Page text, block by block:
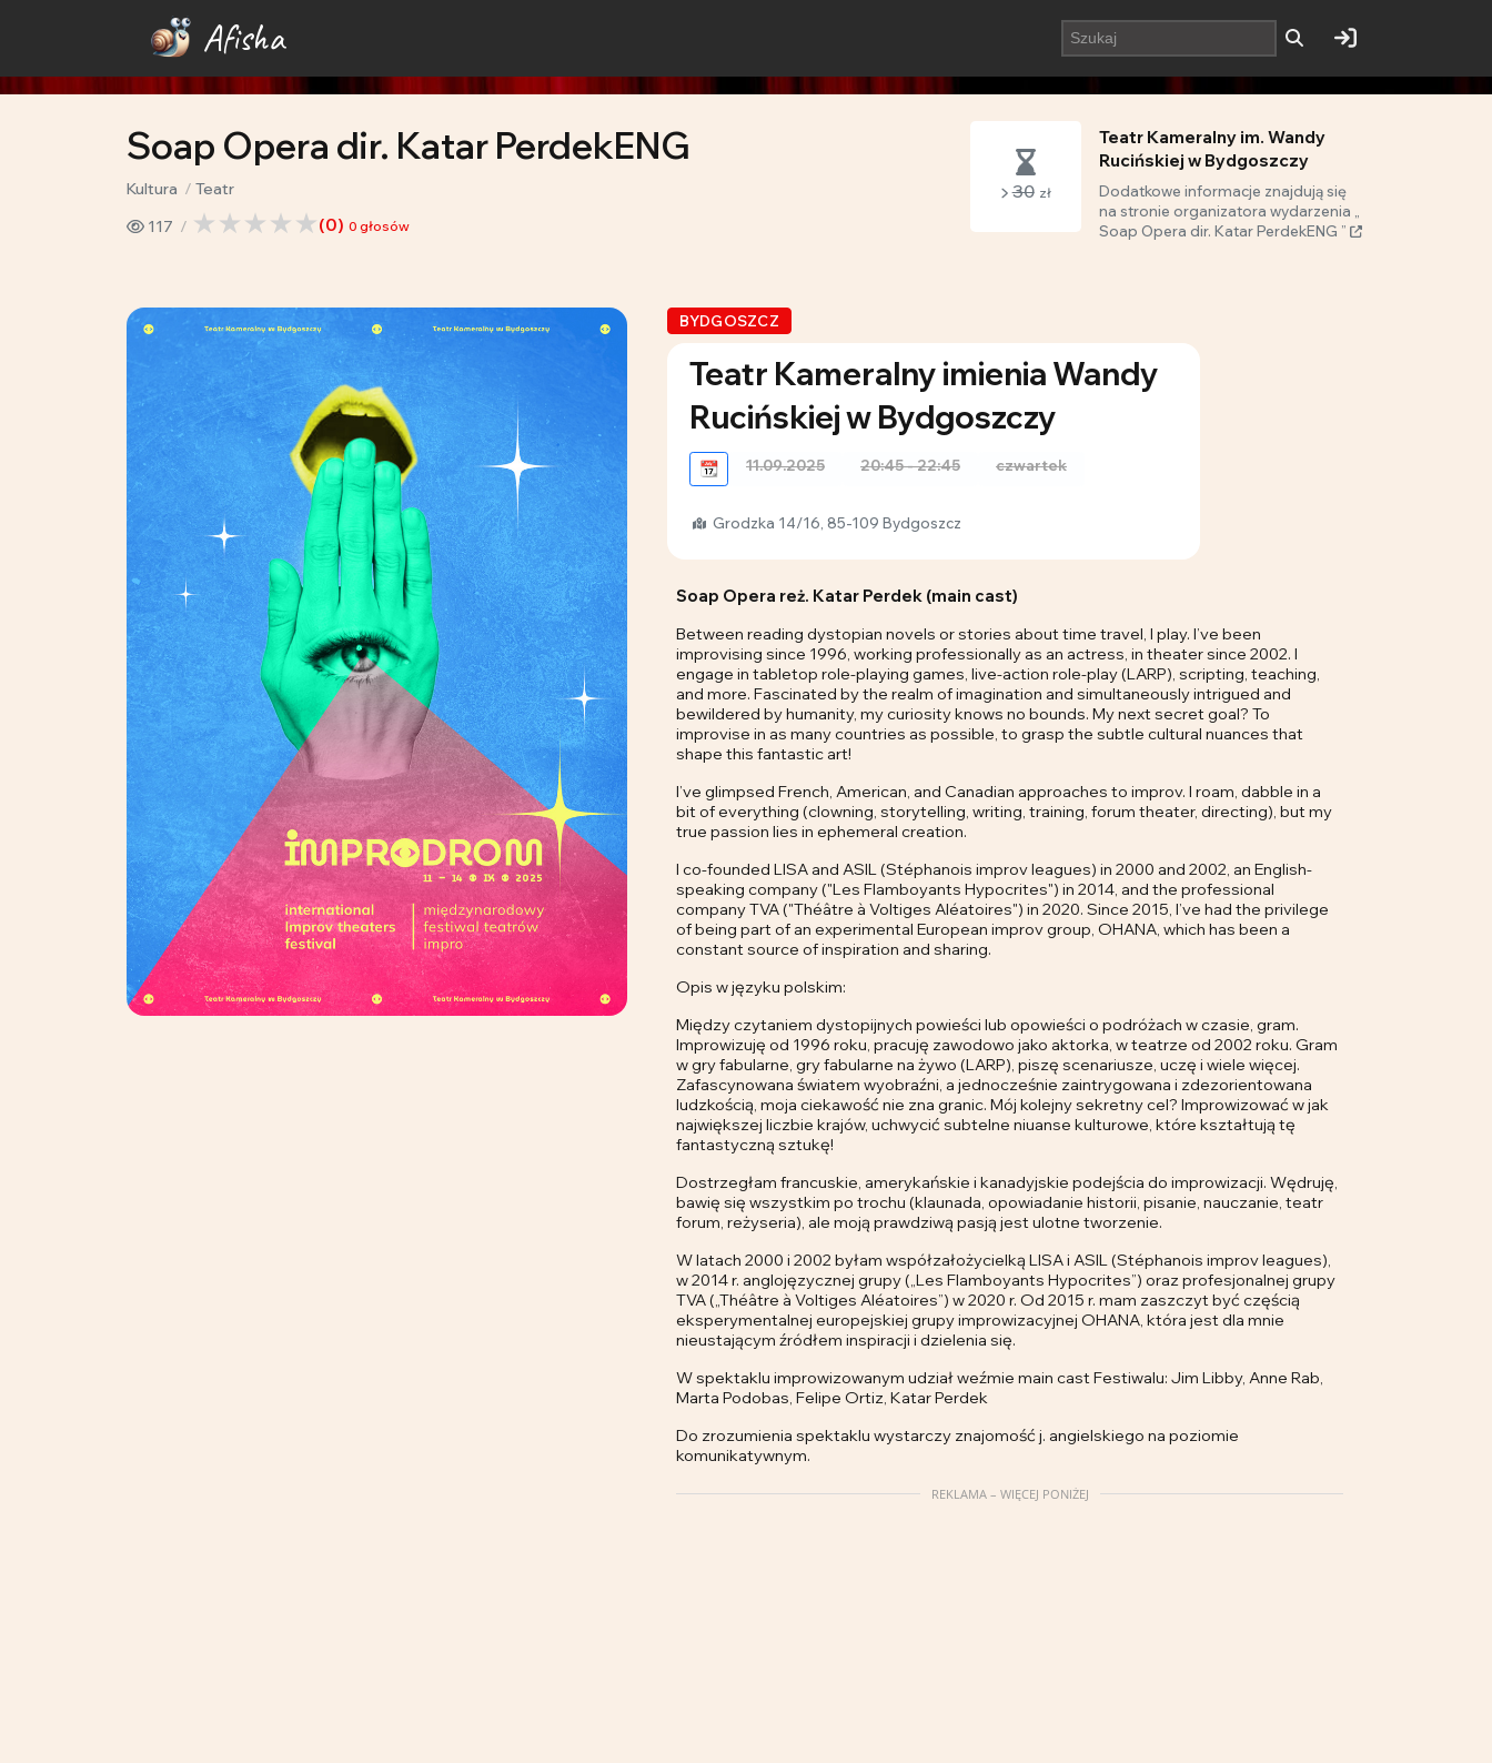
Afisha
Soap Opera dir. Katar PerdekENG
Kultura
Teatr
117
(0) 0 głosów
30 zł
Teatr Kameralny im. Wandy
Rucińskiej w Bydgoszczy
Dodatkowe informacje znajdują się
na stronie organizatora wydarzenia „
Soap Opera dir. Katar PerdekENG ”
BYDGOSZCZ
Teatr Kameralny imienia Wandy
Rucińskiej w Bydgoszczy
📆 11.09.2025 20:45 - 22:45 czwartek
Grodzka 14/16, 85-109 Bydgoszcz
Soap Opera reż. Katar Perdek (main cast)
Between reading dystopian novels or stories about time travel, I play. I’ve been
improvising since 1996, working professionally as an actress, in theater since 2002. I
engage in tabletop role-playing games, live-action role-play (LARP), scripting, teaching,
and more. Fascinated by the realm of imagination and simultaneously intrigued and
bewildered by humanity, my curiosity knows no bounds. My next secret goal? To
improvise in as many countries as possible, to grasp the subtle cultural nuances that
shape this fantastic art!
I’ve glimpsed French, American, and Canadian approaches to improv. I roam, dabble in a
bit of everything (clowning, storytelling, writing, training, forum theater, directing), but my
true passion lies in ephemeral creation.
I co-founded LISA and ASIL (Stéphanois improv leagues) in 2000 and 2002, an English-
speaking company ("Les Flamboyants Hypocrites") in 2014, and the professional
company TVA ("Théâtre à Voltiges Aléatoires") in 2020. Since 2015, I’ve had the privilege
of being part of an experimental European improv group, OHANA, which has been a
constant source of inspiration and sharing.
Opis w języku polskim:
Między czytaniem dystopijnych powieści lub opowieści o podróżach w czasie, gram.
Improwizuję od 1996 roku, pracuję zawodowo jako aktorka, w teatrze od 2002 roku. Gram
w gry fabularne, gry fabularne na żywo (LARP), piszę scenariusze, uczę i wiele więcej.
Zafascynowana światem wyobraźni, a jednocześnie zaintrygowana i zdezorientowana
ludzkością, moja ciekawość nie zna granic. Mój kolejny sekretny cel? Improwizować w jak
największej liczbie krajów, uchwycić subtelne niuanse kulturowe, które kształtują tę
fantastyczną sztukę!
Dostrzegłam francuskie, amerykańskie i kanadyjskie podejścia do improwizacji. Wędruję,
bawię się wszystkim po trochu (klaunada, opowiadanie historii, pisanie, nauczanie, teatr
forum, reżyseria), ale moją prawdziwą pasją jest ulotne tworzenie.
W latach 2000 i 2002 byłam współzałożycielką LISA i ASIL (Stéphanois improv leagues),
w 2014 r. anglojęzycznej grupy („Les Flamboyants Hypocrites”) oraz profesjonalnej grupy
TVA („Théâtre à Voltiges Aléatoires”) w 2020 r. Od 2015 r. mam zaszczyt być częścią
eksperymentalnej europejskiej grupy improwizacyjnej OHANA, która jest dla mnie
nieustającym źródłem inspiracji i dzielenia się.
W spektaklu improwizowanym udział weźmie main cast Festiwalu: Jim Libby, Anne Rab,
Marta Podobas, Felipe Ortiz, Katar Perdek
Do zrozumienia spektaklu wystarczy znajomość j. angielskiego na poziomie
komunikatywnym.
REKLAMA – WIĘCEJ PONIŻEJ